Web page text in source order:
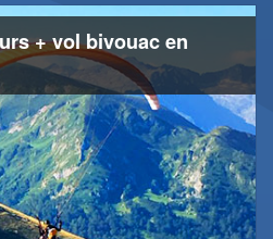
+ vol bivouac en